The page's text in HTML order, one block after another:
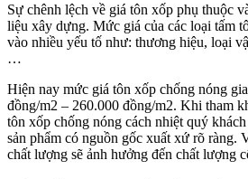
Sự chênh lệch về giá tôn xốp phụ thuộc
liệu xây dựng. Mức giá của các loại tấm
vào nhiều yếu tố như: thương hiệu, loại
…
Hiện nay mức giá tôn xốp chống nóng
đồng/m2 – 260.000 đồng/m2. Khi tham
tôn xốp chống nóng cách nhiệt quý
sản phẩm có nguồn gốc xuất xứ rõ ràng.
chất lượng sẽ ảnh hưởng đến chất lượng